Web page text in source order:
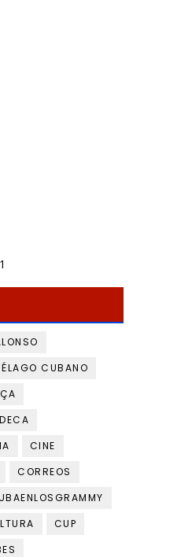
CUBANO
CINE
CORREOS
CUP